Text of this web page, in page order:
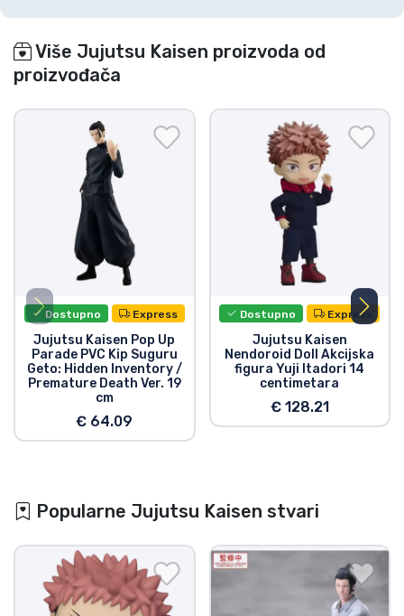
Više Jujutsu Kaisen proizvoda od
proizvođača
Dostupno Express
Jujutsu Kaisen Pop Up
Parade PVC Kip Suguru
Geto: Hidden Inventory /
Premature Death Ver. 19
cm
€ 64.09
Dostupno Express
Jujutsu Kaisen
Nendoroid Doll Akcijska
figura Yuji Itadori 14
centimetara
€ 128.21
Popularne Jujutsu Kaisen stvari